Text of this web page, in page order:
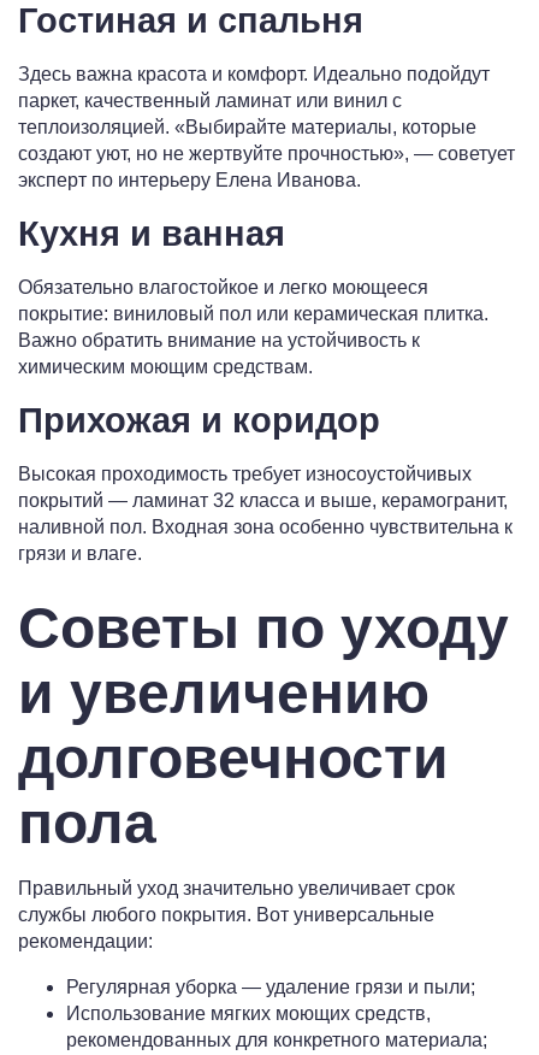
Гостиная и спальня
Здесь важна красота и комфорт. Идеально подойдут
паркет, качественный ламинат или винил с
теплоизоляцией. «Выбирайте материалы, которые
создают уют, но не жертвуйте прочностью», — советует
эксперт по интерьеру Елена Иванова.
Кухня и ванная
Обязательно влагостойкое и легко моющееся
покрытие: виниловый пол или керамическая плитка.
Важно обратить внимание на устойчивость к
химическим моющим средствам.
Прихожая и коридор
Высокая проходимость требует износоустойчивых
покрытий — ламинат 32 класса и выше, керамогранит,
наливной пол. Входная зона особенно чувствительна к
грязи и влаге.
Советы по уходу
и увеличению
долговечности
пола
Правильный уход значительно увеличивает срок
службы любого покрытия. Вот универсальные
рекомендации:
Регулярная уборка — удаление грязи и пыли;
Использование мягких моющих средств,
рекомендованных для конкретного материала;